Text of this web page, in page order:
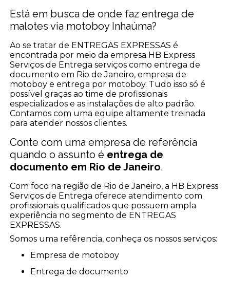
Está em busca de onde faz entrega de
malotes via motoboy Inhaúma?
Ao se tratar de ENTREGAS EXPRESSAS é
encontrada por meio da empresa HB Express
Serviços de Entrega serviços como entrega de
documento em Rio de Janeiro, empresa de
motoboy e entrega por motoboy. Tudo isso só é
possível graças ao time de profissionais
especializados e as instalações de alto padrão.
Contamos com uma equipe altamente treinada
para atender nossos clientes.
Conte com uma empresa de referência
quando o assunto é entrega de
documento em Rio de Janeiro.
Com foco na região de Rio de Janeiro, a HB Express
Serviços de Entrega oferece atendimento com
profissionais qualificados que possuem ampla
experiência no segmento de ENTREGAS
EXPRESSAS.
Somos uma refêrencia, conheça os nossos serviços:
empresa de motoboy
entrega de documento